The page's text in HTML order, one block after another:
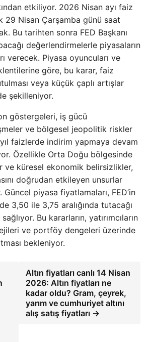
etkiliyor. 2026 Nisan ayı faiz
29 Nisan Çarşamba günü saat
Bu tarihten sonra FED Başkanı
değerlendirmelerle piyasaların
verecek. Piyasa oyuncuları ve
göre, bu karar, faiz
veya küçük çaplı artışlar
şekilleniyor.
göstergeleri, iş gücü
ve bölgesel jeopolitik riskler
yıl faizlerde indirim yapmaya devam
Özellikle Orta Doğu bölgesinde
ve küresel ekonomik belirsizlikler,
doğrudan etkileyen unsurlar
Güncel piyasa fiyatlamaları, FED’in
3,50 ile 3,75 aralığında tutacağı
Bu kararların, yatırımcıların
ve portföy dengeleri üzerinde
bekleniyor.
Altın fiyatları canlı 14 Nisan
2026: Altın fiyatları ne
kadar oldu? Gram, çeyrek,
yarım ve cumhuriyet altını
alış satış fiyatları →